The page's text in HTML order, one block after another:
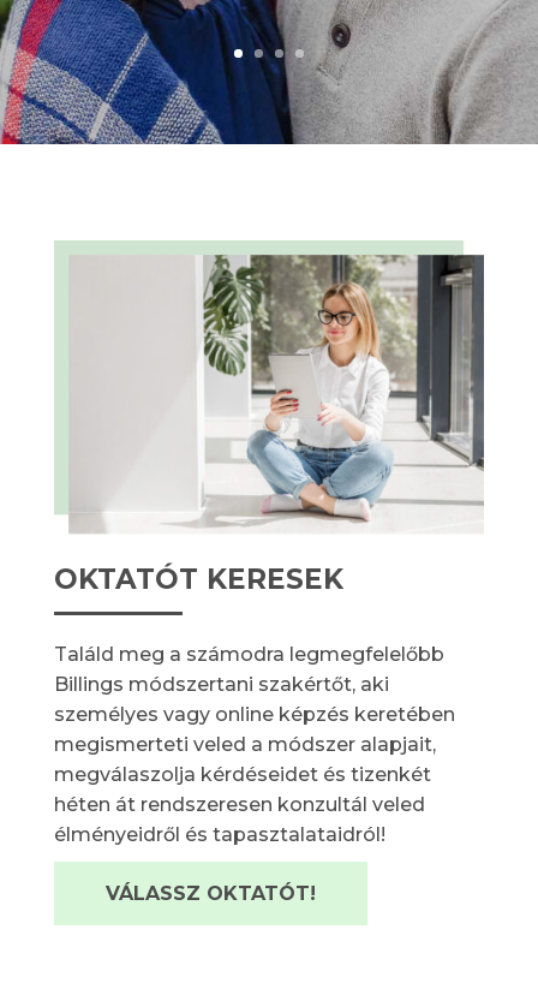
OKTATÓT KERESEK
Találd meg a számodra legmegfelelőbb
Billings módszertani szakértőt, aki
személyes vagy online képzés keretében
megismerteti veled a módszer alapjait,
megválaszolja kérdéseidet és tizenkét
héten át rendszeresen konzultál veled
élményeidről és tapasztalataidról!
VÁLASSZ OKTATÓT!